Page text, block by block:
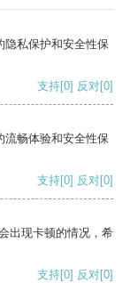
隐私保护和安全性保
支持[0] 反对[0]
流畅体验和安全性保
支持[0] 反对[0]
出现卡顿的情况，希
支持[0] 反对[0]